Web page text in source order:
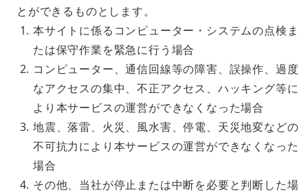
とができるものとします。
本サイトに係るコンピューター・システムの点検ま
たは保守作業を緊急に行う場合
コンピューター、通信回線等の障害、誤操作、過度
なアクセスの集中、不正アクセス、ハッキング等に
より本サービスの運営ができなくなった場合
地震、落雷、火災、風水害、停電、天災地変などの
不可抗力により本サービスの運営ができなくなった
場合
その他、当社が停止または中断を必要と判断した場